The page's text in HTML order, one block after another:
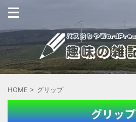
HOME > グリップ
グリップ